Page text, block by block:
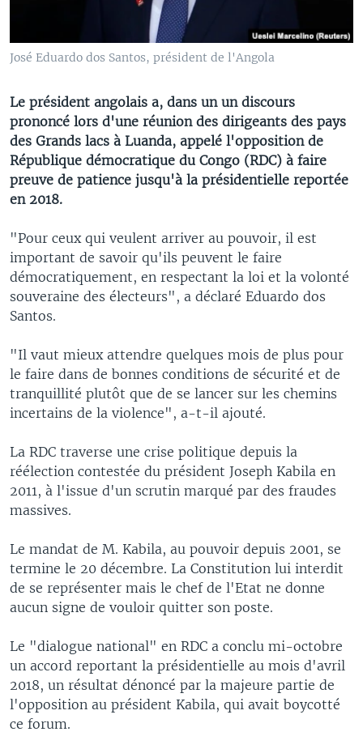
José Eduardo dos Santos, président de l'Angola
Le président angolais a, dans un un discours
prononcé lors d'une réunion des dirigeants des pays
des Grands lacs à Luanda, appelé l'opposition de
République démocratique du Congo (RDC) à faire
preuve de patience jusqu'à la présidentielle reportée
en 2018.
"Pour ceux qui veulent arriver au pouvoir, il est
important de savoir qu'ils peuvent le faire
démocratiquement, en respectant la loi et la volonté
souveraine des électeurs", a déclaré Eduardo dos
Santos.
"Il vaut mieux attendre quelques mois de plus pour
le faire dans de bonnes conditions de sécurité et de
tranquillité plutôt que de se lancer sur les chemins
incertains de la violence", a-t-il ajouté.
La RDC traverse une crise politique depuis la
réélection contestée du président Joseph Kabila en
2011, à l'issue d'un scrutin marqué par des fraudes
massives.
Le mandat de M. Kabila, au pouvoir depuis 2001, se
termine le 20 décembre. La Constitution lui interdit
de se représenter mais le chef de l'Etat ne donne
aucun signe de vouloir quitter son poste.
Le "dialogue national" en RDC a conclu mi-octobre
un accord reportant la présidentielle au mois d'avril
2018, un résultat dénoncé par la majeure partie de
l'opposition au président Kabila, qui avait boycotté
ce forum.